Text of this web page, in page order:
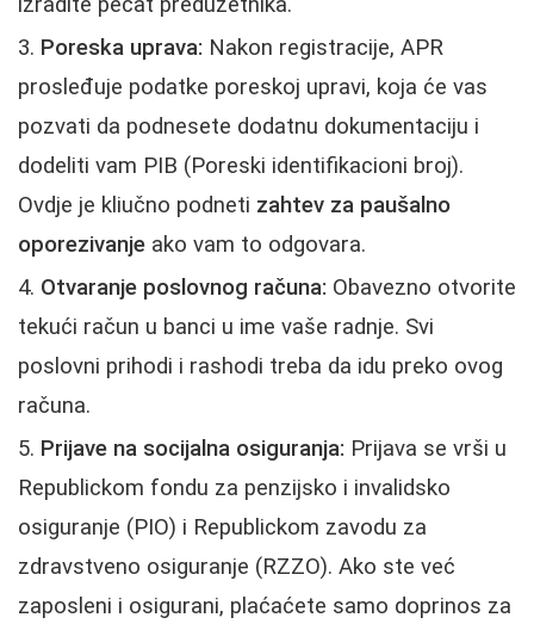
Poreska uprava: Nakon registracije, APR
prosleđuje podatke poreskoj upravi, koja će vas
pozvati da podnesete dodatnu dokumentaciju i
dodeliti vam PIB (Poreski identifikacioni broj).
Ovdje je kliučno podneti zahtev za paušalno
oporezivanje ako vam to odgovara.
Otvaranje poslovnog računa: Obavezno otvorite
tekući račun u banci u ime vaše radnje. Svi
poslovni prihodi i rashodi treba da idu preko ovog
računa.
Prijave na socijalna osiguranja: Prijava se vrši u
Republickom fondu za penzijsko i invalidsko
osiguranje (PIO) i Republickom zavodu za
zdravstveno osiguranje (RZZO). Ako ste već
zaposleni i osigurani, plaćaćete samo doprinos za